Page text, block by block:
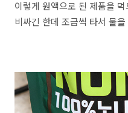
이렇게 원액으로 된 제품을
비싸긴 한데 조금씩 타서 물